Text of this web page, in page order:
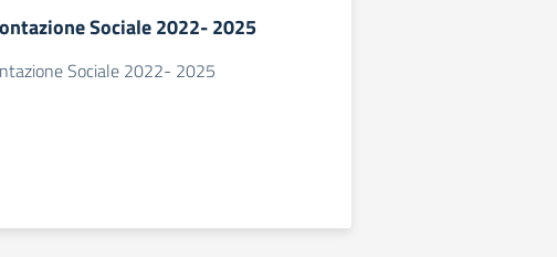
Sociale 2022- 2025
Sociale 2022- 2025